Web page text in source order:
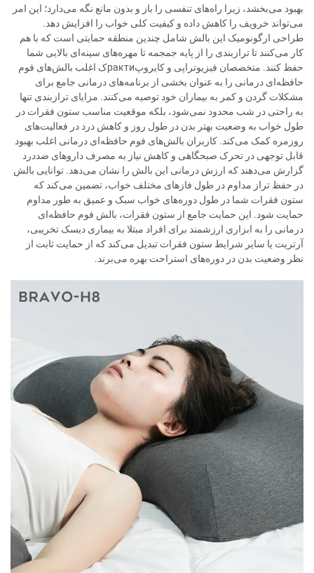
بهبود می‌بخشد، زیرا راه‌های تنفسی را باز و بدون مانع نگه می‌دارد؛ این امر
می‌تواند خروپف را کاهش داده و کیفیت کلی خواب را افزایش دهد.
طراحی ارگونومیک این بالش شامل چندین منطقه حمایتی است که با هم
کار می‌کنند تا ترازبندی را از پایه جمجمه تا مهره‌های سینه‌ای بالایی شما
حفظ کنند. متخصصان فیزیوتراپی و کایروپрактиک اغلب بالش‌های فوم
حافظه‌ای درمانی را به عنوان بخشی از برنامه‌های درمانی جامع برای
مشکلات گردن و کمر به بیماران خود توصیه می‌کنند. مزایای ترازبندی تنها
به راحتی در شب محدود نمی‌شود، بلکه موقعیت مناسب ستون فقرات در
طول خواب به وضعیت بهتر بدن در طول روز و کاهش درد در فعالیت‌های
روزمره کمک می‌کند. کاربران بالش‌های فوم حافظه‌ای درمانی اغلب بهبود
قابل توجهی در تحرک صبحگاهی و کاهش نیاز به مصرف داروهای ضددرد
گزارش می‌دهند که ارزش درمانی این بالش را نشان می‌دهد. توانایی بالش
در حفظ تراز مداوم در طول فازهای مختلف خواب، تضمین می‌کند که
ستون فقرات شما در طول دوره‌های خواب سبک و عمیق به طور مداوم
حمایت شود. این حمایت جامع از ستون فقرات، بالش فوم حافظه‌ای
درمانی را به ابزاری ارزشمند برای افراد مبتلا به بیماری دیسک تخریبی،
آرتریت یا سایر شرایط ستون فقرات تبدیل می‌کند که از حمایت ثابت از
نظر وضعیت بدن در دوره‌های استراحت بهره می‌برند.